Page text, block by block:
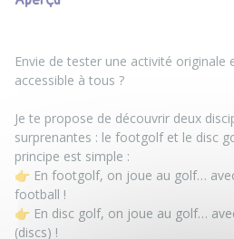
Envie de tester une activité originale
accessible à tous ?
Je te propose de découvrir deux
surprenantes : le footgolf et le disc
principe est simple :
👉 En footgolf, on joue au golf…
football !
👉 En disc golf, on joue au golf…
(discs) !